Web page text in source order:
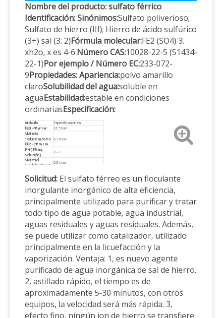
Nombre del producto: sulfato férrico
Identificación: Sinónimos:Sulfato poliverioso;
Sulfato de hierro (III); Hierro de ácido sulfúrico
(3+) sal (3: 2)Fórmula molecular:FE2 (SO4) 3.
xh2o, x es 4-6.Número CAS:10028-22-5 (51434-
22-1)Por ejemplo / Número EC:233-072-
9Propiedades: Apariencia:polvo amarillo
claroSolubilidad del agua:soluble en
aguaEstabilidad:estable en condiciones
ordinariasEspecificación:
Artículo
Especificaciones
Fe3 +% w / w
21.5 min
Materia
reducida (como
FE2 +)% w / w
0.1 max
PH (1% aq.
Solución)
2 - 3
Material
insoluble% w / w
0.3 max
Solubilidad
Fácilmente soluble en agua
Solicitud: El sulfato férreo es un floculante
inorgulante inorgánico de alta eficiencia,
principalmente utilizado para purificar y tratar
todo tipo de agua potable, agua industrial,
aguas residuales y aguas residuales. Además,
se puede utilizar como catalizador, utilizado
principalmente en la licuefacción y la
vaporización. Ventaja: 1, es nuevo agente
purificado de agua inorgánica de sal de hierro.
2, astillado rápido, el tiempo es de
aproximadamente 5-30 minutos, con otros
equipos, la velocidad será más rápida. 3,
efecto fino, ningún ion de hierro se transfiere